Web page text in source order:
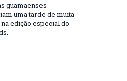
guamaenses
uma tarde de muita
edição especial do